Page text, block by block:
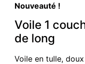
Nouveauté !
Voile 1
de long
Voile en tulle,